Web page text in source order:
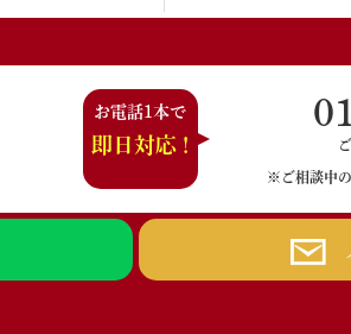
お電話1本で
即日対応 !
※ご相談中の